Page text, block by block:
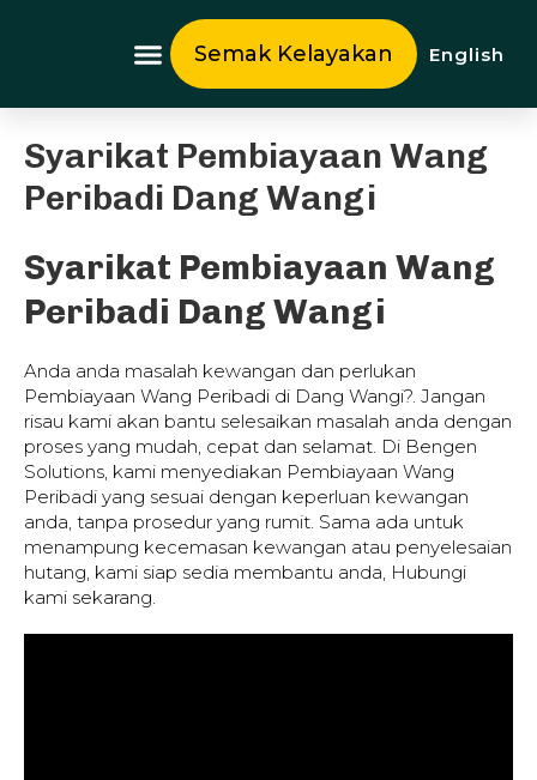
Semak Kelayakan English
Syarikat Pembiayaan Wang
Peribadi Dang Wangi
Syarikat Pembiayaan Wang
Peribadi Dang Wangi
Anda anda masalah kewangan dan perlukan
Pembiayaan Wang Peribadi di Dang Wangi?. Jangan
risau kami akan bantu selesaikan masalah anda dengan
proses yang mudah, cepat dan selamat. Di Bengen
Solutions, kami menyediakan Pembiayaan Wang
Peribadi yang sesuai dengan keperluan kewangan
anda, tanpa prosedur yang rumit. Sama ada untuk
menampung kecemasan kewangan atau penyelesaian
hutang, kami siap sedia membantu anda, Hubungi
kami sekarang.